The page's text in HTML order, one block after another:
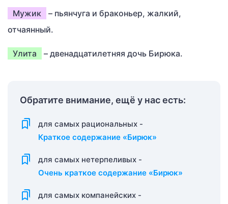
Мужик
– пьянчуга и браконьер, жалкий,
отчаянный.
Улита – двенадцатилетняя дочь Бирюка.
Обратите внимание, ещё у нас есть:
для самых рациональных -
Краткое содержание «Бирюк»
для самых нетерпеливых -
Очень краткое содержание «Бирюк»
для самых компанейских -